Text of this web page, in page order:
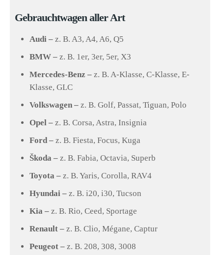
Gebrauchtwagen aller Art
Audi – z. B. A3, A4, A6, Q5
BMW – z. B. 1er, 3er, 5er, X3
Mercedes-Benz – z. B. A-Klasse, C-Klasse, E-
Klasse, GLC
Volkswagen – z. B. Golf, Passat, Tiguan, Polo
Opel – z. B. Corsa, Astra, Insignia
Ford – z. B. Fiesta, Focus, Kuga
Škoda – z. B. Fabia, Octavia, Superb
Toyota – z. B. Yaris, Corolla, RAV4
Hyundai – z. B. i20, i30, Tucson
Kia – z. B. Rio, Ceed, Sportage
Renault – z. B. Clio, Mégane, Captur
Peugeot – z. B. 208, 308, 3008